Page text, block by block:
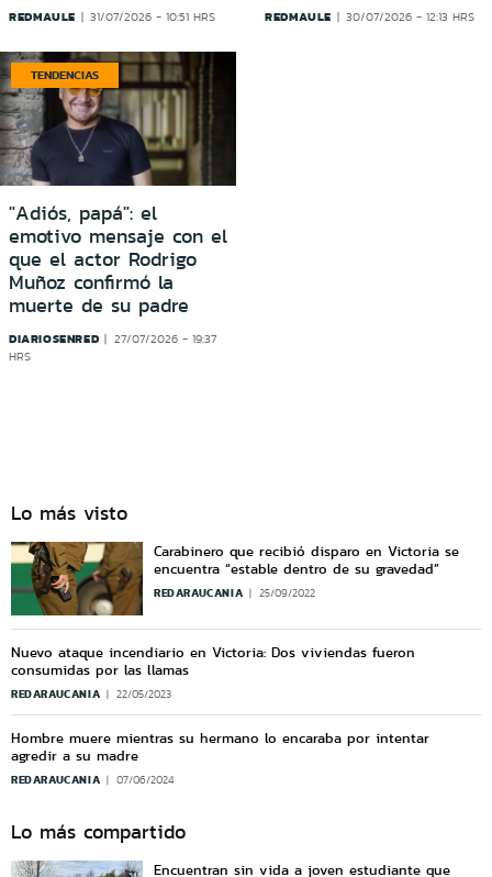
REDMAULE 31/07/2026 - 10:51 HRS REDMAULE 30/07/2026 - 12:13 HRS
TENDENCIAS
"Adiós, papá": el
emotivo mensaje con el
que el actor Rodrigo
Muñoz confirmó la
muerte de su padre
DIARIOSENRED
27/07/2026 - 19:37
HRS
Lo más visto
Carabinero que recibió disparo en Victoria se
encuentra “estable dentro de su gravedad”
REDARAUCANIA 25/09/2022
Nuevo ataque incendiario en Victoria: Dos viviendas fueron
consumidas por las llamas
REDARAUCANIA 22/05/2023
Hombre muere mientras su hermano lo encaraba por intentar
agredir a su madre
REDARAUCANIA 07/06/2024
Lo más compartido
Encuentran sin vida a joven estudiante que